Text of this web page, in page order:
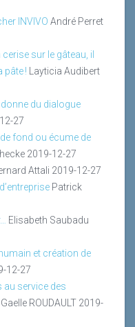
INVIVO André Perret
cerise sur le gâteau, il
pâte ! Layticia Audibert
du dialogue
27
fond ou écume de
2019-12-27
Attali 2019-12-27
Patrick
Elisabeth Saubadu
et création de
12-27
au service des
Gaelle ROUDAULT 2019-